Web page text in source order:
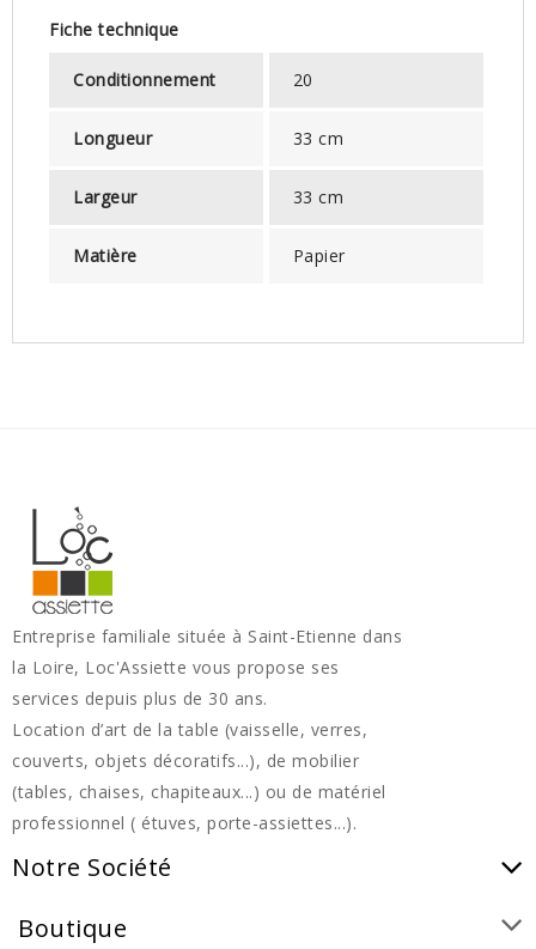
Fiche technique
Conditionnement 20
Longueur 33 cm
Largeur 33 cm
Matière Papier
Entreprise familiale située à Saint-Etienne dans
la Loire, Loc'Assiette vous propose ses
services depuis plus de 30 ans.
Location d’art de la table (vaisselle, verres,
couverts, objets décoratifs...), de mobilier
(tables, chaises, chapiteaux...) ou de matériel
professionnel ( étuves, porte-assiettes...).
Notre Société
Boutique